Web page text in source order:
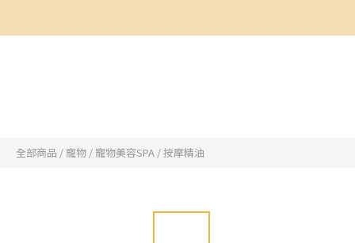
全部商品 / 寵物 / 寵物美容SPA /按摩精油